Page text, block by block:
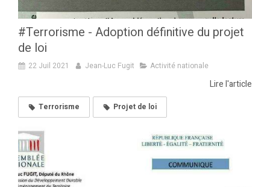
#Terrorisme - Adoption définitive du projet
de loi
22 Juil 2021 Jean-Luc Fugit Activité nationale
Lire l'article
Terrorisme Projet de loi